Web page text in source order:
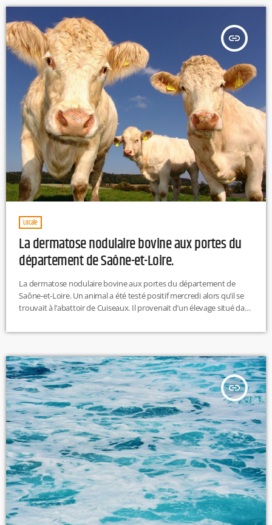
insert_link
Locale
La dermatose nodulaire bovine aux portes du
département de Saône-et-Loire.
La dermatose nodulaire bovine aux portes du département de
Saône-et-Loire. Un animal a été testé positif mercredi alors qu’il se
trouvait à l’abattoir de Cuiseaux. Il provenait d’un élevage situé dans
Rhône. De nombreux animaux devraient être vaccinés afin
contaminations. M.L
insert_link